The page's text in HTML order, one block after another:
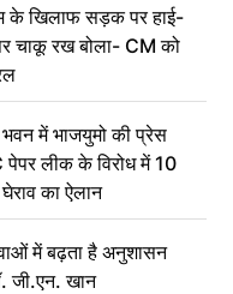
के खिलाफ सड़क पर हाई-
चाकू रख बोला- CM को
भवन में भाजयुमो की प्रेस
पेपर लीक के विरोध में 10
का ऐलान
में बढ़ता है अनुशासन
जी.एन. खान